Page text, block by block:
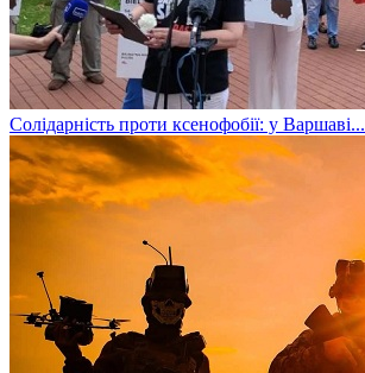
​Солідарність проти ксенофобії: у Варшаві...